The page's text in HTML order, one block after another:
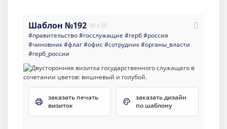
Шаблон №192 90 x 50
#правительство#госслужащие #герб#россия
#чиновник#флаг#офис#сотрудник#органы_власти
#герб_россии
заказать печать
визиток
заказать дизайн
по шаблону